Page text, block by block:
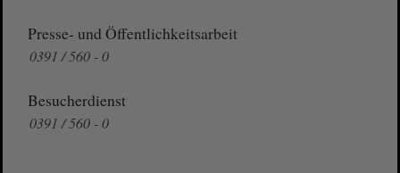
Presse- und Öffentlichkeitsarbeit
0391 / 560 - 0
Besucherdienst
0391 / 560 - 0